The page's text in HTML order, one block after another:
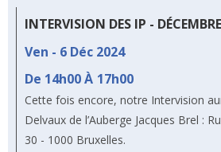
INTERVISION DES IP -
Ven - 6 Déc 2024
De 14h00 À 17h00
Cette fois encore, notre Intervision
Delvaux de l’Auberge Jacques Brel :
30 - 1000 Bruxelles.